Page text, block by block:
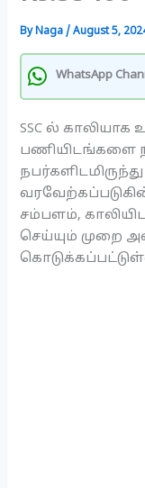
ByNaga/August 5,
WhatsApp
SSC ல் காலியாக
பணியிடங்களை
சம்பளம்,
செய்யும் முறை